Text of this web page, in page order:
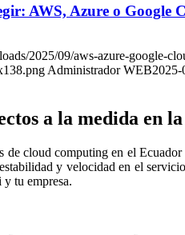
AWS, Azure o Google
2025/09/aws-azure-google-
Administrador WEB2025-
a la medida en
cloud computing en el Ecuador
y velocidad en el
y tu empresa.